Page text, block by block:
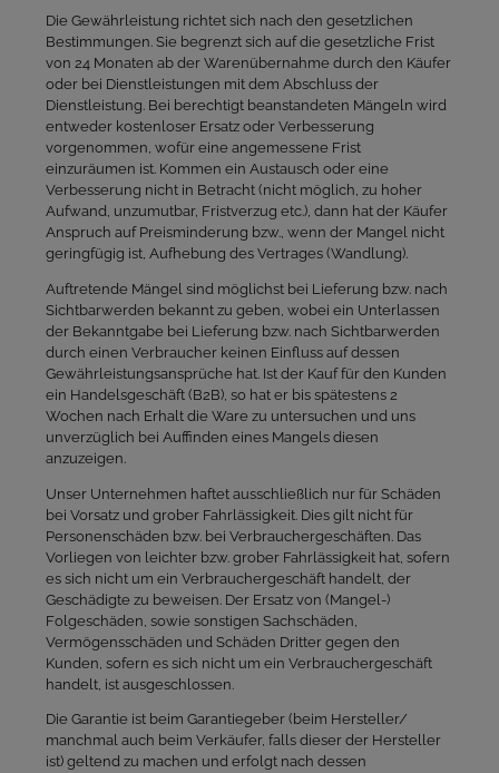
Die Gewährleistung richtet sich nach den gesetzlichen
Bestimmungen. Sie begrenzt sich auf die gesetzliche Frist
von 24 Monaten ab der Warenübernahme durch den Käufer
oder bei Dienstleistungen mit dem Abschluss der
Dienstleistung. Bei berechtigt beanstandeten Mängeln wird
entweder kostenloser Ersatz oder Verbesserung
vorgenommen, wofür eine angemessene Frist
einzuräumen ist. Kommen ein Austausch oder eine
Verbesserung nicht in Betracht (nicht möglich, zu hoher
Aufwand, unzumutbar, Fristverzug etc.), dann hat der Käufer
Anspruch auf Preisminderung bzw., wenn der Mangel nicht
geringfügig ist, Aufhebung des Vertrages (Wandlung).
Auftretende Mängel sind möglichst bei Lieferung bzw. nach
Sichtbarwerden bekannt zu geben, wobei ein Unterlassen
der Bekanntgabe bei Lieferung bzw. nach Sichtbarwerden
durch einen Verbraucher keinen Einfluss auf dessen
Gewährleistungsansprüche hat. Ist der Kauf für den Kunden
ein Handelsgeschäft (B2B), so hat er bis spätestens 2
Wochen nach Erhalt die Ware zu untersuchen und uns
unverzüglich bei Auffinden eines Mangels diesen
anzuzeigen.
Unser Unternehmen haftet ausschließlich nur für Schäden
bei Vorsatz und grober Fahrlässigkeit. Dies gilt nicht für
Personenschäden bzw. bei Verbrauchergeschäften. Das
Vorliegen von leichter bzw. grober Fahrlässigkeit hat, sofern
es sich nicht um ein Verbrauchergeschäft handelt, der
Geschädigte zu beweisen. Der Ersatz von (Mangel-)
Folgeschäden, sowie sonstigen Sachschäden,
Vermögensschäden und Schäden Dritter gegen den
Kunden, sofern es sich nicht um ein Verbrauchergeschäft
handelt, ist ausgeschlossen.
Die Garantie ist beim Garantiegeber (beim Hersteller/
manchmal auch beim Verkäufer, falls dieser der Hersteller
ist) geltend zu machen und erfolgt nach dessen